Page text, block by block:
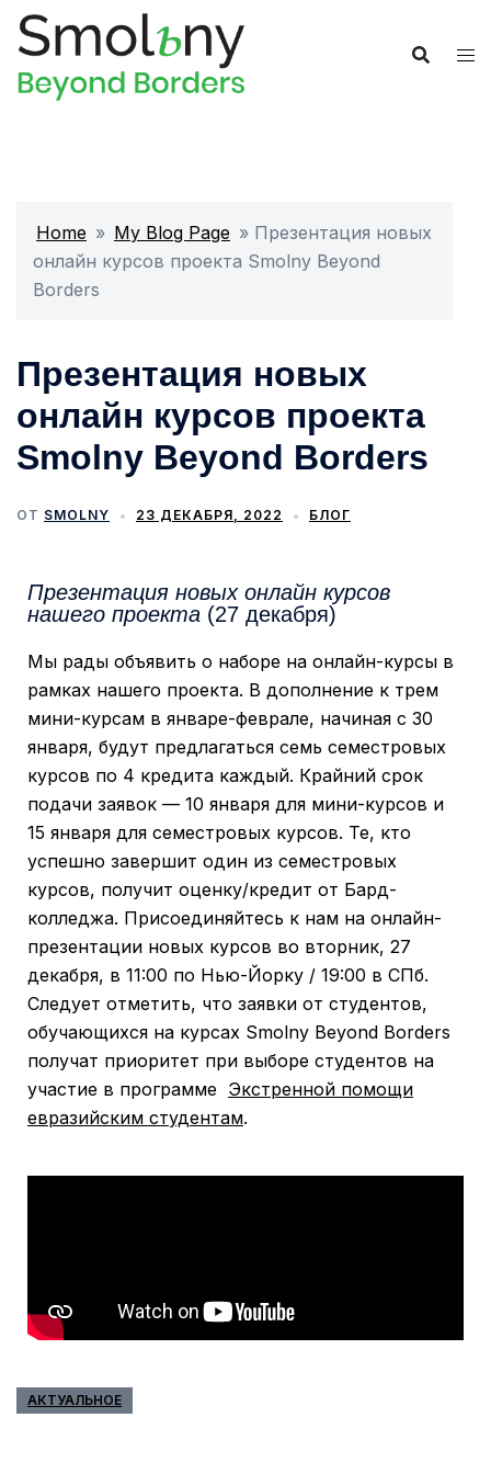
Home » My Blog Page » Презентация новых
онлайн курсов проекта Smolny Beyond
Borders
Презентация новых
онлайн курсов проекта
Smolny Beyond Borders
ОТ SMOLNY 23 ДЕКАБРЯ, 2022 БЛОГ
Презентация новых онлайн курсов
нашего проекта (27 декабря)
Мы рады объявить о наборе на онлайн-курсы в
рамках нашего проекта. В дополнение к трем
мини-курсам в январе-феврале, начиная с 30
января, будут предлагаться семь семестровых
курсов по 4 кредита каждый. Крайний срок
подачи заявок — 10 января для мини-курсов и
15 января для семестровых курсов. Те, кто
успешно завершит один из семестровых
курсов, получит оценку/кредит от Бард-
колледжа. Присоединяйтесь к нам на онлайн-
презентации новых курсов во вторник, 27
декабря, в 11:00 по Нью-Йорку / 19:00 в СПб.
Следует отметить, что заявки от студентов,
обучающихся на курсах Smolny Beyond Borders
получат приоритет при выборе студентов на
участие в программе Экстренной помощи
евразийским студентам.
АКТУАЛЬНОЕ